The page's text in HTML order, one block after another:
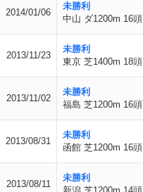
2014/01/06
未勝利
中山 ダ1200m 16頭
2013/11/23
未勝利
東京 芝1400m 18頭
2013/11/02
未勝利
福島 芝1200m 16頭
2013/08/31
未勝利
函館 芝1200m 16頭
2013/08/11
未勝利